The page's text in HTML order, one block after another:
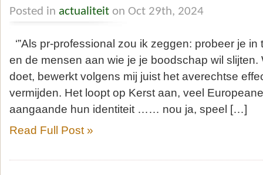
Posted in actualiteit on Oct 29th, 2024
‘”Als pr-professional zou ik zeggen: probeer je
en de mensen aan wie je je boodschap wil slijten.
doet, bewerkt volgens mij juist het averechtse
vermijden. Het loopt op Kerst aan, veel
aangaande hun identiteit …… nou ja, speel […]
Read Full Post »